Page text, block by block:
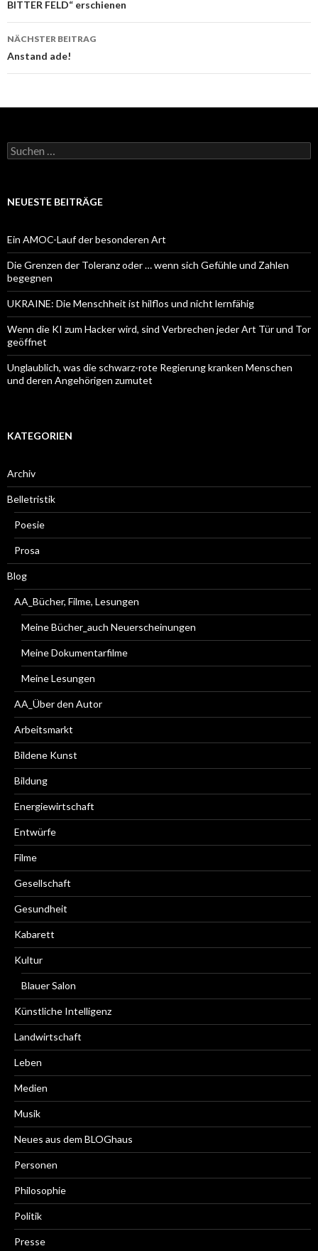
BITTER FELD“ erschienen
NÄCHSTER BEITRAG
Anstand ade!
Suchen
nach:
NEUESTE BEITRÄGE
Ein AMOC-Lauf der besonderen Art
Die Grenzen der Toleranz oder … wenn sich Gefühle und Zahlen
begegnen
UKRAINE: Die Menschheit ist hilflos und nicht lernfähig
Wenn die KI zum Hacker wird, sind Verbrechen jeder Art Tür und Tor
geöffnet
Unglaublich, was die schwarz-rote Regierung kranken Menschen
und deren Angehörigen zumutet
KATEGORIEN
Archiv
Belletristik
Poesie
Prosa
Blog
AA_Bücher, Filme, Lesungen
Meine Bücher_auch Neuerscheinungen
Meine Dokumentarfilme
Meine Lesungen
AA_Über den Autor
Arbeitsmarkt
Bildene Kunst
Bildung
Energiewirtschaft
Entwürfe
Filme
Gesellschaft
Gesundheit
Kabarett
Kultur
Blauer Salon
Künstliche Intelligenz
Landwirtschaft
Leben
Medien
Musik
Neues aus dem BLOGhaus
Personen
Philosophie
Politik
Presse